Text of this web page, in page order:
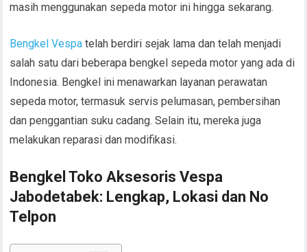
masih menggunakan sepeda motor ini hingga sekarang.
Bengkel Vespa telah berdiri sejak lama dan telah menjadi
salah satu dari beberapa bengkel sepeda motor yang ada di
Indonesia. Bengkel ini menawarkan layanan perawatan
sepeda motor, termasuk servis pelumasan, pembersihan
dan penggantian suku cadang. Selain itu, mereka juga
melakukan reparasi dan modifikasi.
Bengkel Toko Aksesoris Vespa
Jabodetabek: Lengkap, Lokasi dan No
Telpon